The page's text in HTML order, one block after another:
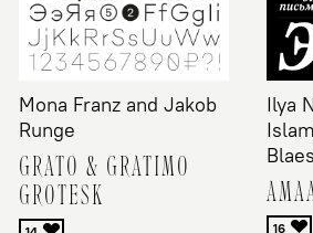
Mona Franz and Jakob
Runge
GRATO & GRATIMO
GROTESK
Ilya